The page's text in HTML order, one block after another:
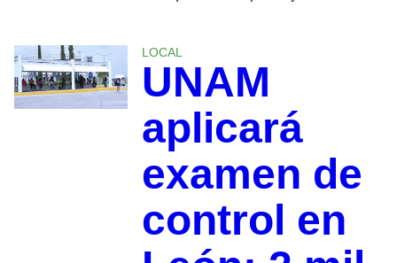
LOCAL
UNAM
aplicará
examen de
control en